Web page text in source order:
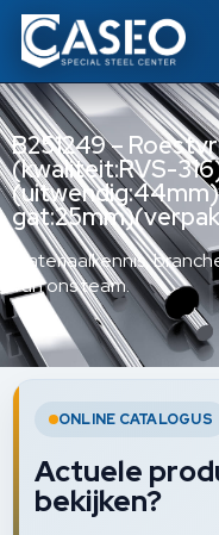
B251249 –
(kwaliteit:RVS-
Materiaalkennis,
van ons team.
ONLINE CATALOGUS
Actuele
bekijken?